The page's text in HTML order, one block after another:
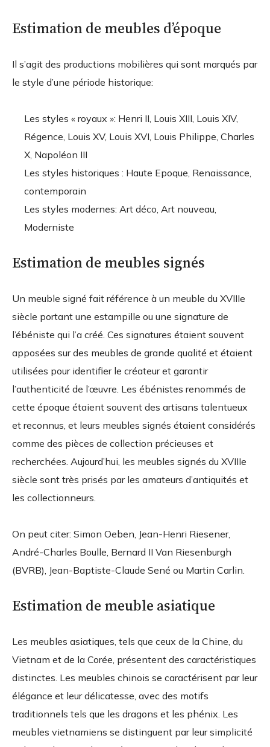
Estimation de meubles d’époque
Il s’agit des productions mobilières qui sont marqués par
le style d’une période historique:
Les styles « royaux »: Henri II, Louis XIII, Louis XIV,
Régence, Louis XV, Louis XVI, Louis Philippe, Charles
X, Napoléon III
Les styles historiques : Haute Epoque, Renaissance,
contemporain
Les styles modernes: Art déco, Art nouveau,
Moderniste
Estimation de meubles signés
Un meuble signé fait référence à un meuble du XVIIIe
siècle portant une estampille ou une signature de
l’ébéniste qui l’a créé. Ces signatures étaient souvent
apposées sur des meubles de grande qualité et étaient
utilisées pour identifier le créateur et garantir
l’authenticité de l’œuvre. Les ébénistes renommés de
cette époque étaient souvent des artisans talentueux
et reconnus, et leurs meubles signés étaient considérés
comme des pièces de collection précieuses et
recherchées. Aujourd’hui, les meubles signés du XVIIIe
siècle sont très prisés par les amateurs d’antiquités et
les collectionneurs.
On peut citer: Simon Oeben, Jean-Henri Riesener,
André-Charles Boulle, Bernard II Van Riesenburgh
(BVRB), Jean-Baptiste-Claude Sené ou Martin Carlin.
Estimation de meuble asiatique
Les meubles asiatiques, tels que ceux de la Chine, du
Vietnam et de la Corée, présentent des caractéristiques
distinctes. Les meubles chinois se caractérisent par leur
élégance et leur délicatesse, avec des motifs
traditionnels tels que les dragons et les phénix. Les
meubles vietnamiens se distinguent par leur simplicité